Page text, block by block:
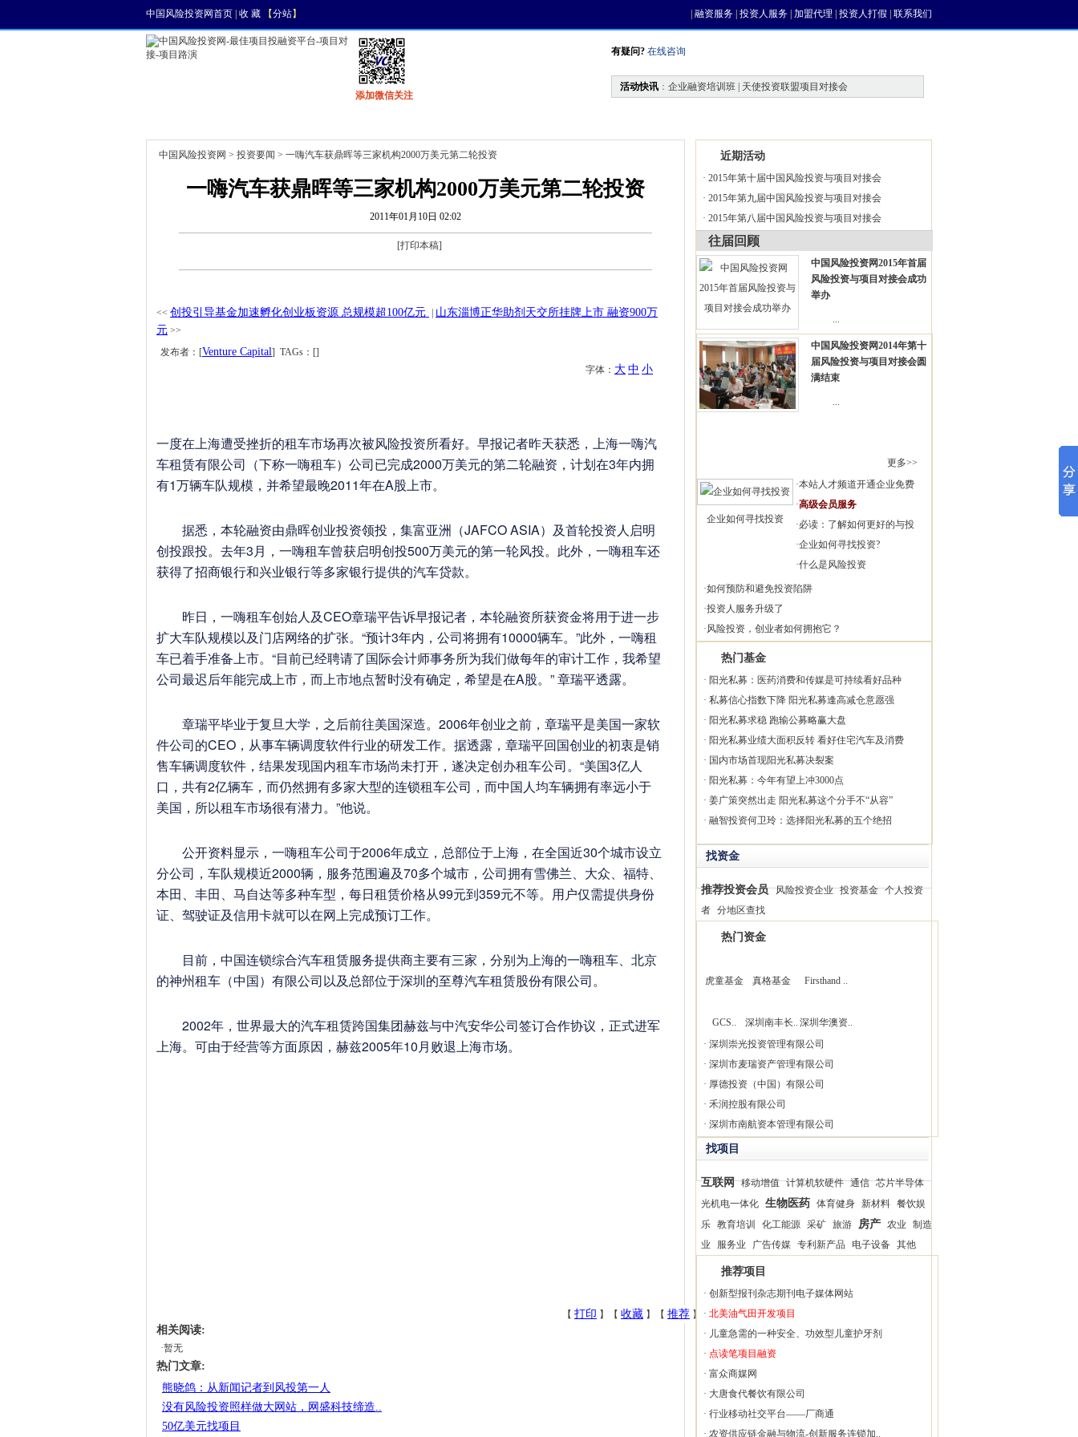
中国风险投资网首页 收 藏 【分站】 融资服务 投资人服务 加盟代理 投资人打假 联系我们
添加微信关注
有疑问? 在线咨询
活动快讯 ： 企业融资培训班 | 天使投资联盟项目对接会
中国风险投资网 > 投资要闻 > 一嗨汽车获鼎晖等三家机构2000万美元第二轮投资
一嗨汽车获鼎晖等三家机构2000万美元第二轮投资
2011年01月10日 02:02
[打印本稿]
<< 创投引导基金加速孵化创业板资源 总规模超100亿元
山东淄博正华助剂天交所挂牌上市 融资900万
元 >>
发布者：[Venture Capital] TAGs：[]
字体： 大 中 小
一度在上海遭受挫折的租车市场再次被风险投资所看好。早报记者昨天获悉，上海一嗨汽
车租赁有限公司（下称一嗨租车）公司已完成2000万美元的第二轮融资，计划在3年内拥
有1万辆车队规模，并希望最晚2011年在A股上市。
据悉，本轮融资由鼎晖创业投资领投，集富亚洲（JAFCO ASIA）及首轮投资人启明
创投跟投。去年3月，一嗨租车曾获启明创投500万美元的第一轮风投。此外，一嗨租车还
获得了招商银行和兴业银行等多家银行提供的汽车贷款。
昨日，一嗨租车创始人及CEO章瑞平告诉早报记者，本轮融资所获资金将用于进一步
扩大车队规模以及门店网络的扩张。“预计3年内，公司将拥有10000辆车。”此外，一嗨租
车已着手准备上市。“目前已经聘请了国际会计师事务所为我们做每年的审计工作，我希望
公司最迟后年能完成上市，而上市地点暂时没有确定，希望是在A股。” 章瑞平透露。
章瑞平毕业于复旦大学，之后前往美国深造。2006年创业之前，章瑞平是美国一家软
件公司的CEO，从事车辆调度软件行业的研发工作。据透露，章瑞平回国创业的初衷是销
售车辆调度软件，结果发现国内租车市场尚未打开，遂决定创办租车公司。“美国3亿人
口，共有2亿辆车，而仍然拥有多家大型的连锁租车公司，而中国人均车辆拥有率远小于
美国，所以租车市场很有潜力。”他说。
公开资料显示，一嗨租车公司于2006年成立，总部位于上海，在全国近30个城市设立
分公司，车队规模近2000辆，服务范围遍及70多个城市，公司拥有雪佛兰、大众、福特、
本田、丰田、马自达等多种车型，每日租赁价格从99元到359元不等。用户仅需提供身份
证、驾驶证及信用卡就可以在网上完成预订工作。
目前，中国连锁综合汽车租赁服务提供商主要有三家，分别为上海的一嗨租车、北京
的神州租车（中国）有限公司以及总部位于深圳的至尊汽车租赁股份有限公司。
2002年，世界最大的汽车租赁跨国集团赫兹与中汽安华公司签订合作协议，正式进军
上海。可由于经营等方面原因，赫兹2005年10月败退上海市场。
【 打印 】【 收藏 】【 推荐 】
相关阅读:
·暂无
热门文章:
熊晓鸽：从新闻记者到风投第一人
没有风险投资照样做大网站，网盛科技缔造..
50亿美元找项目
近期活动
· 2015年第十届中国风险投资与项目对接会
· 2015年第九届中国风险投资与项目对接会
· 2015年第八届中国风险投资与项目对接会
往届回顾
中国风险投资网2015年首届
风险投资与项目对接会成功
举办
...
中国风险投资网2014年第十
届风险投资与项目对接会圆
满结束
...
更多>>
企业如何寻找投资
·本站人才频道开通企业免费
·高级会员服务
·必读：了解如何更好的与投
·企业如何寻找投资?
·什么是风险投资
·如何预防和避免投资陷阱
·投资人服务升级了
·风险投资，创业者如何拥抱它？
热门基金
· 阳光私募：医药消费和传媒是可持续看好品种
· 私募信心指数下降 阳光私募逢高减仓意愿强
· 阳光私募求稳 跑输公募略赢大盘
· 阳光私募业绩大面积反转 看好住宅汽车及消费
· 国内市场首现阳光私募决裂案
· 阳光私募：今年有望上冲3000点
· 姜广策突然出走 阳光私募这个分手不“从容”
· 融智投资何卫玲：选择阳光私募的五个绝招
找资金
推荐投资会员 风险投资企业 投资基金 个人投资
者 分地区查找
热门资金
虎童基金 真格基金 Firsthand ..
GCS.. 深圳南丰长.. 深圳华澳资..
· 深圳崇光投资管理有限公司
· 深圳市麦瑞资产管理有限公司
· 厚德投资（中国）有限公司
· 禾润控股有限公司
· 深圳市南航资本管理有限公司
找项目
互联网 移动增值 计算机软硬件 通信 芯片半导体
光机电一体化 生物医药 体育健身 新材料 餐饮娱
乐 教育培训 化工能源 采矿 旅游 房产 农业
制造
业
服务业 广告传媒 专利新产品 电子设备 其他
推荐项目
· 创新型报刊杂志期刊电子媒体网站
· 北美油气田开发项目
· 儿童急需的一种安全、功效型儿童护牙剂
· 点读笔项目融资
· 富众商媒网
· 大唐食代餐饮有限公司
· 行业移动社交平台——厂商通
· 农资供应链金融与物流-创新服务连锁加..